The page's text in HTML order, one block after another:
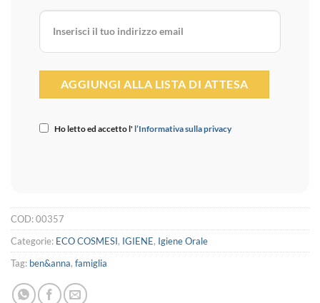
Ho letto ed accetto l' l’Informativa sulla privacy
COD:00357
Categorie: ECO COSMESI, IGIENE, Igiene Orale
Tag: ben&anna, famiglia